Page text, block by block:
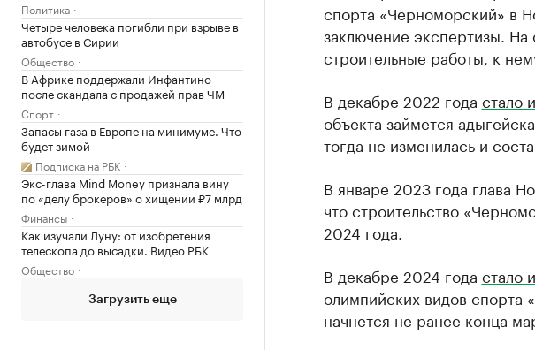
Политика
Четыре человека погибли при взрыве в
автобусе в Сирии
Общество
В Африке поддержали Инфантино
после скандала с продажей прав ЧМ
Спорт
Запасы газа в Европе на минимуме. Что
будет зимой
Подписка на РБК
Экс-глава Mind Money признала вину
по «делу брокеров» о хищении ₽7 млрд
Финансы
Как изучали Луну: от изобретения
телескопа до высадки. Видео РБК
Общество
Загрузить еще
спорта «Черноморский» в
заключение экспертизы.
строительные работы, к
В декабре 2022 года стало
объекта займется
тогда не изменилась и
В январе 2023 года глава
что строительство
2024 года.
В декабре 2024 года стало
олимпийских видов спорта
начнется не ранее конца